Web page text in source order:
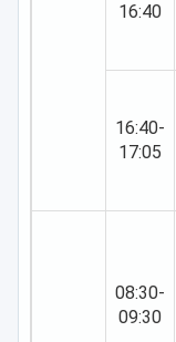
16:40
16:40-
17:05
08:30-
09:30